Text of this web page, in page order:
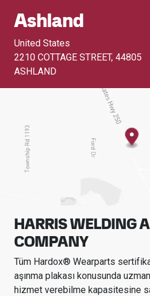
Ashland
United States
2210 COTTAGE STREET, 44805
ASHLAND
HARRIS WELDING
COMPANY
Tüm Hardox® Wearparts
aşınma plakası konusunda
hizmet verebilme kapasitesine